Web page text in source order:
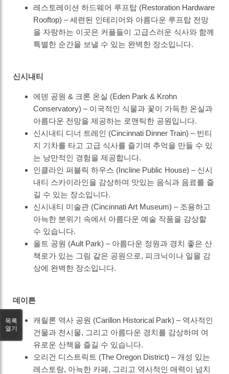
레스토레이션 하드웨어 루프탑 (Restoration Hardware
Rooftop) – 세련된 인테리어와 아름다운 루프탑 전망
을 자랑하는 이곳은 커플들이 고급스러운 식사와 함께
특별한 순간을 보낼 수 있는 완벽한 장소입니다.
신시내티
에덴 공원 & 크론 온실 (Eden Park & Krohn
Conservatory) – 이국적인 식물과 꽃이 가득한 온실과
아름다운 전망을 제공하는 로맨틱한 공원입니다.
신시내티 디너 트레인 (Cincinnati Dinner Train) – 빈티
지 기차를 타고 고급 식사를 즐기며 추억을 만들 수 있
는 낭만적인 경험을 제공합니다.
인클라인 퍼블릭 하우스 (Incline Public House) – 신시
내티 스카이라인을 감상하며 맛있는 음식과 음료를 즐
길 수 있는 장소입니다.
신시내티 미술관 (Cincinnati Art Museum) – 조용하고
아늑한 분위기 속에서 아름다운 예술 작품을 감상할
수 있습니다.
올트 공원 (Ault Park) – 아름다운 정원과 경치 좋은 산
책로가 있는 그림 같은 공원으로, 피크닉이나 일몰 감
상에 완벽한 장소입니다.
데이튼
캐릴론 역사 공원 (Carillon Historical Park) – 역사적인
건물과 전시물, 그리고 아름다운 경치를 감상하며 여
유로운 산책을 즐길 수 있습니다.
오리건 디스트릭트 (The Oregon District) – 개성 있는
레스토랑, 아늑한 카페, 그리고 역사적인 매력이 넘치
목록
열기